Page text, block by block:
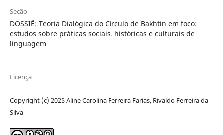
Seção
DOSSIÊ: Teoria Dialógica do Círculo de Bakhtin em foco:
estudos sobre práticas sociais, históricas e culturais de
linguagem
Licença
Copyright (c) 2025 Aline Carolina Ferreira Farias, Rivaldo Ferreira da
Silva